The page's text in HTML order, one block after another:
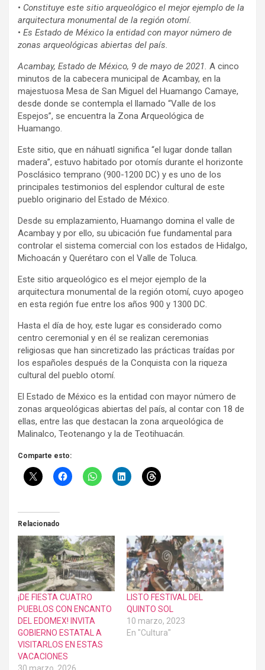
• Constituye este sitio arqueológico el mejor ejemplo de la
arquitectura monumental de la región otomí.
• Es Estado de México la entidad con mayor número de
zonas arqueológicas abiertas del país.
Acambay, Estado de México, 9 de mayo de 2021. A cinco
minutos de la cabecera municipal de Acambay, en la
majestuosa Mesa de San Miguel del Huamango Camaye,
desde donde se contempla el llamado “Valle de los
Espejos”, se encuentra la Zona Arqueológica de
Huamango.
Este sitio, que en náhuatl significa “el lugar donde tallan
madera”, estuvo habitado por otomís durante el horizonte
Posclásico temprano (900-1200 DC) y es uno de los
principales testimonios del esplendor cultural de este
pueblo originario del Estado de México.
Desde su emplazamiento, Huamango domina el valle de
Acambay y por ello, su ubicación fue fundamental para
controlar el sistema comercial con los estados de Hidalgo,
Michoacán y Querétaro con el Valle de Toluca.
Este sitio arqueológico es el mejor ejemplo de la
arquitectura monumental de la región otomí, cuyo apogeo
en esta región fue entre los años 900 y 1300 DC.
Hasta el día de hoy, este lugar es considerado como
centro ceremonial y en él se realizan ceremonias
religiosas que han sincretizado las prácticas traídas por
los españoles después de la Conquista con la riqueza
cultural del pueblo otomí.
El Estado de México es la entidad con mayor número de
zonas arqueológicas abiertas del país, al contar con 18 de
ellas, entre las que destacan la zona arqueológica de
Malinalco, Teotenango y la de Teotihuacán.
Comparte esto:
Relacionado
¡DE FIESTA CUATRO
PUEBLOS CON ENCANTO
DEL EDOMEX! INVITA
GOBIERNO ESTATAL A
VISITARLOS EN ESTAS
VACACIONES
LISTO FESTIVAL DEL
QUINTO SOL
10 marzo, 2023
En "Cultura"